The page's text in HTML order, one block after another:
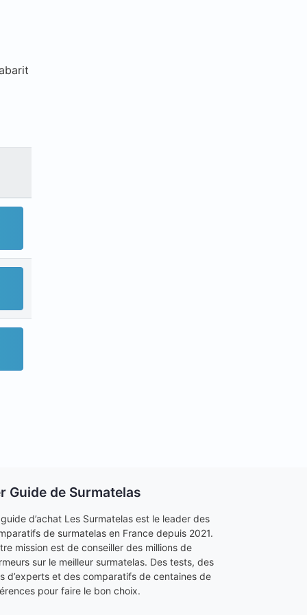
Guide de Surmatelas
d’achat Les Surmatelas est le leader des
de surmatelas en France depuis 2021.
mission est de conseiller des millions de
sur le meilleur surmatelas. Des tests, des
d’experts et des comparatifs de centaines de
pour faire le bon choix.